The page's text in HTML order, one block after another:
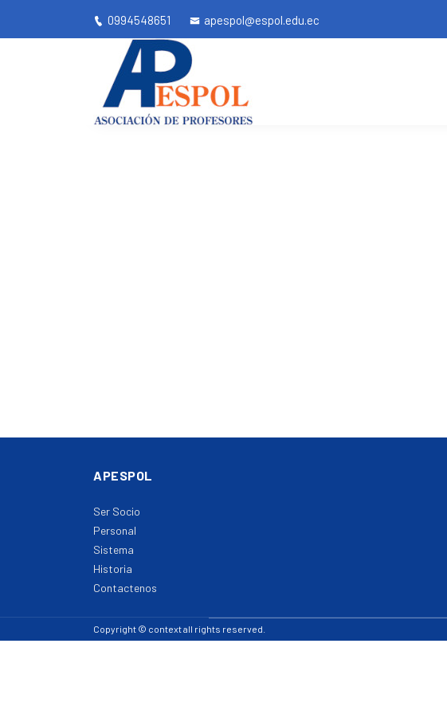
0994548651 apespol@espol.edu.ec
APESPOL
Ser Socio
Personal
Sistema
Historia
Contactenos
Copyright © context all rights reserved.